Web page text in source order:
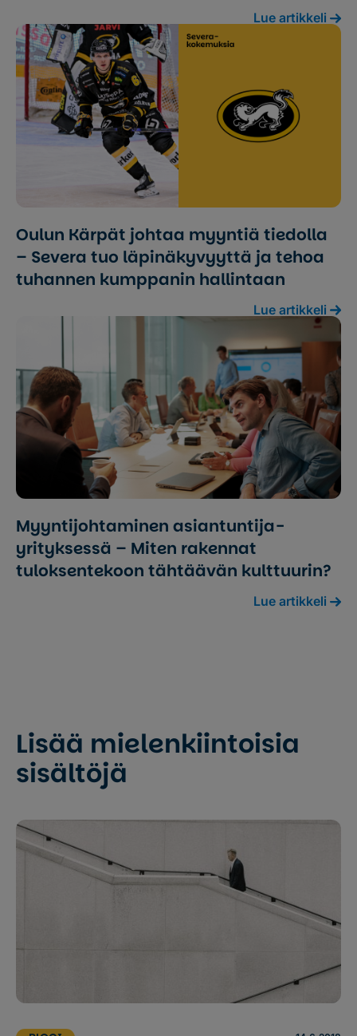
Lue artikkeli
Oulun Kärpät johtaa myyntiä tiedolla
– Severa tuo läpinäkyvyyttä ja tehoa
tuhannen kumppanin hallintaan
Lue artikkeli
Myynti­johtaminen asiantuntija­
yrityksessä – Miten rakennat
tuloksentekoon tähtäävän kulttuurin?
Lue artikkeli
Lisää mielenkiintoisia
sisältöjä